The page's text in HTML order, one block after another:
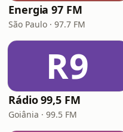
Energia 97 FM
São Paulo · 97.7 FM
R9
Rádio 99,5 FM
Goiânia · 99.5 FM